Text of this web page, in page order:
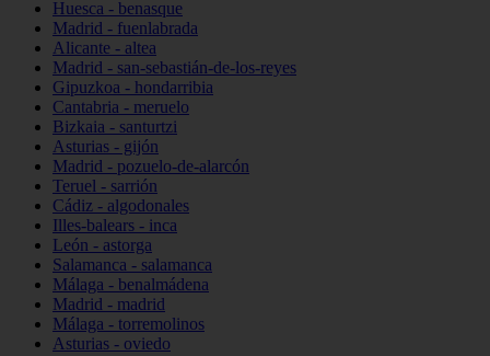
Huesca - benasque
Madrid - fuenlabrada
Alicante - altea
Madrid - san-sebastián-de-los-reyes
Gipuzkoa - hondarribia
Cantabria - meruelo
Bizkaia - santurtzi
Asturias - gijón
Madrid - pozuelo-de-alarcón
Teruel - sarrión
Cádiz - algodonales
Illes-balears - inca
León - astorga
Salamanca - salamanca
Málaga - benalmádena
Madrid - madrid
Málaga - torremolinos
Asturias - oviedo